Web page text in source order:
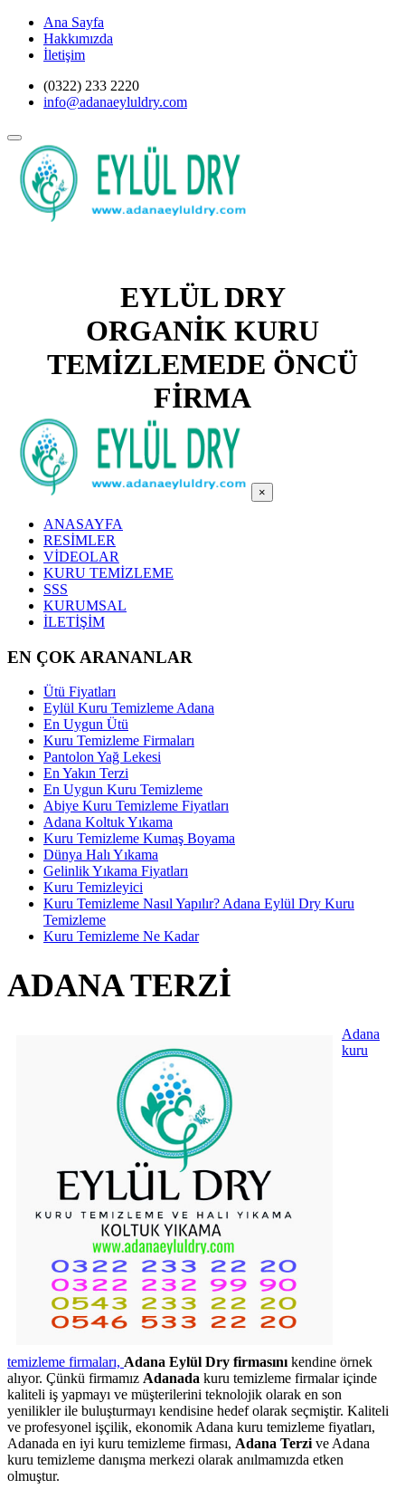
Ana Sayfa
Hakkımızda
İletişim
(0322) 233 2220
info@adanaeyluldry.com
EYLÜL DRY
ORGANİK KURU
TEMİZLEMEDE ÖNCÜ
FİRMA
×
ANASAYFA
RESİMLER
VİDEOLAR
KURU TEMİZLEME
SSS
KURUMSAL
İLETİŞİM
EN ÇOK ARANANLAR
Ütü Fiyatları
Eylül Kuru Temizleme Adana
En Uygun Ütü
Kuru Temizleme Firmaları
Pantolon Yağ Lekesi
En Yakın Terzi
En Uygun Kuru Temizleme
Abiye Kuru Temizleme Fiyatları
Adana Koltuk Yıkama
Kuru Temizleme Kumaş Boyama
Dünya Halı Yıkama
Gelinlik Yıkama Fiyatları
Kuru Temizleyici
Kuru Temizleme Nasıl Yapılır? Adana Eylül Dry Kuru
Temizleme
Kuru Temizleme Ne Kadar
ADANA TERZI
Adana
kuru
temizleme firmaları, Adana Eylül Dry firmasını kendine örnek
alıyor. Çünkü firmamız Adanada kuru temizleme firmalar içinde
kaliteli iş yapmayı ve müşterilerini teknolojik olarak en son
yenilikler ile buluşturmayı kendisine hedef olarak seçmiştir. Kaliteli
ve profesyonel işçilik, ekonomik Adana kuru temizleme fiyatları,
Adanada en iyi kuru temizleme firması, Adana Terzi ve Adana
kuru temizleme danışma merkezi olarak anılmamızda etken
olmuştur.